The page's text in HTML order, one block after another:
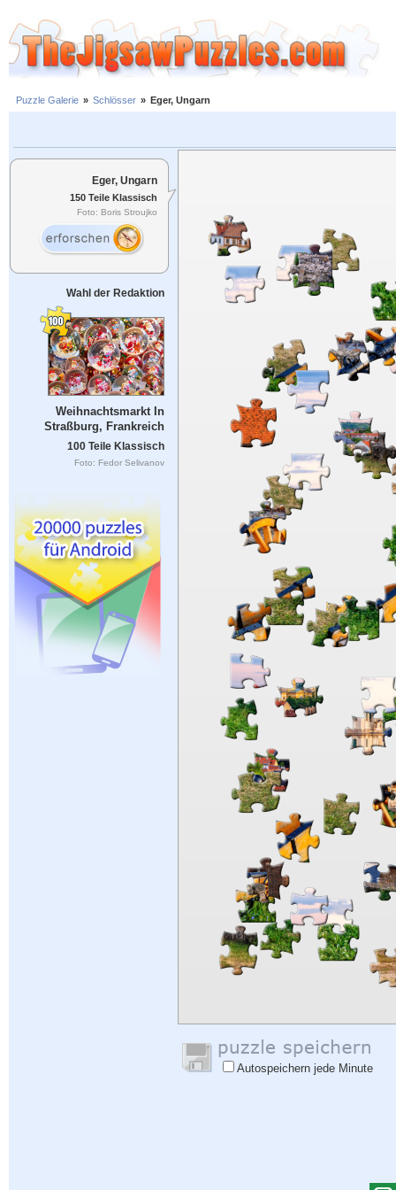
Puzzle Galerie » Schlösser » Eger, Ungarn
Eger, Ungarn
150 Teile Klassisch
Foto: Boris Stroujko
Wahl der Redaktion
Weihnachtsmarkt In
Straßburg, Frankreich
100 Teile Klassisch
Foto: Fedor Selivanov
Autospeichern jede Minute